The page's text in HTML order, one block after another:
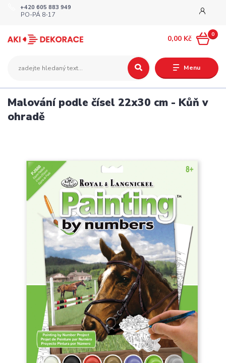
Menu
+420 605 883 949
PO-PÁ 8-17
0
0,00 Kč
Malování podle čísel 22x30 cm - Kůň v
ohradě